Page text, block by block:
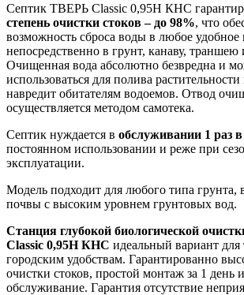
Септик ТВЕРЬ Classic 0,95Н КНС
степень очистки стоков – до 98%, что
возможность сброса воды в любое удобное
непосредственно в грунт, канаву, траншею
Очищенная вода абсолютно безвредна и
использоваться для полива
навредит обитателям водоемов. Отвод
осуществляется методом самотека.
Септик нуждается в обслуживании 1 раз в
постоянном использовании и реже при
эксплуатации.
Модель подходит для любого типа грунта,
почвы с высоким уровнем грунтовых вод.
Станция глубокой биологической
Classic 0,95Н КНС идеальный вариант
городским удобствам. Гарантированно
очистки стоков, простой монтаж за 1 день
обслуживание. Гарантия отсутствие